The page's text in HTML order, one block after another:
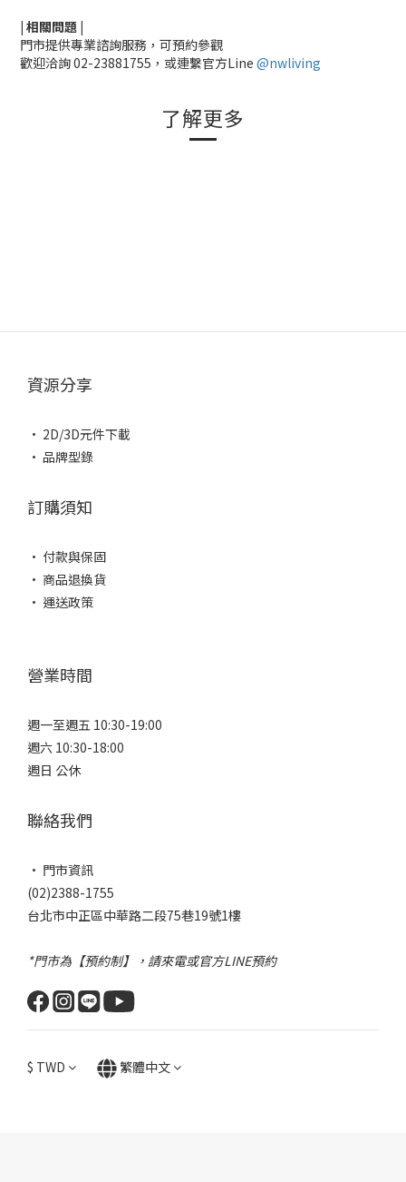
| 相關問題 |
門市提供專業諮詢服務，可預約參觀
歡迎洽詢02-23881755， 或連繫官方Line @nwliving
了解更多
資源分享
• 2D/3D元件下載
• 品牌型錄
訂購須知
• 付款與保固
• 商品退換貨
• 運送政策
營業時間
週一至週五 10:30-19:00
週六 10:30-18:00
週日 公休
聯絡我們
• 門市資訊
(02)2388-1755
台北市中正區中華路二段75巷19號1樓
*門市為【預約制】，請來電或官方LINE預約
$ TWD 繁體中文